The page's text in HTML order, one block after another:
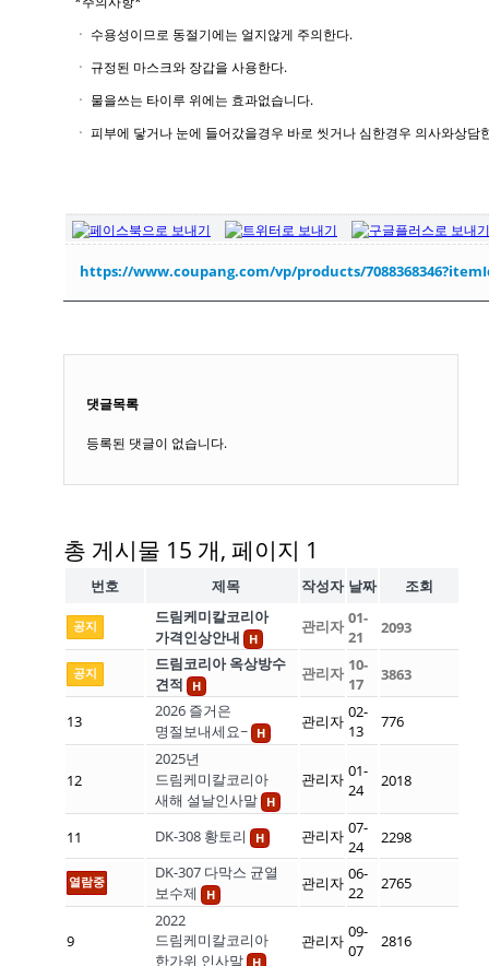
ㆍ 수용성이므로 동절기에는 얼지않게 주의한다.
ㆍ 규정된 마스크와 장갑을 사용한다.
ㆍ 물을쓰는 타이루 위에는 효과없습니다.
ㆍ 피부에 닿거나 눈에 들어갔을경우 바로 씻거나 심한경우 의사와상담
https://www.coupang.com/vp/products/
댓글목록
등록된 댓글이 없습니다.
총 게시물 15 개, 페이지 1
번호 제목 작성자 날짜 조회
공지
드림케미칼코리아
가격인상안내
H
관리자 01-
21
2093
공지
드림코리아 옥상방수
견적
H
관리자 10-
17
3863
13
2026 즐거은
명절보내세요~ H
관리자 02-
13
776
12
2025년
드림케미칼코리아
새해 설날인사말 H
관리자 01-
24
2018
11 DK-308 황토리 H 관리자 07-
24
2298
열람중
DK-307 다막스 균열
보수제
H
관리자 06-
22
2765
9
2022
드림케미칼코리아
한가위 인사말 H
관리자 09-
07
2816